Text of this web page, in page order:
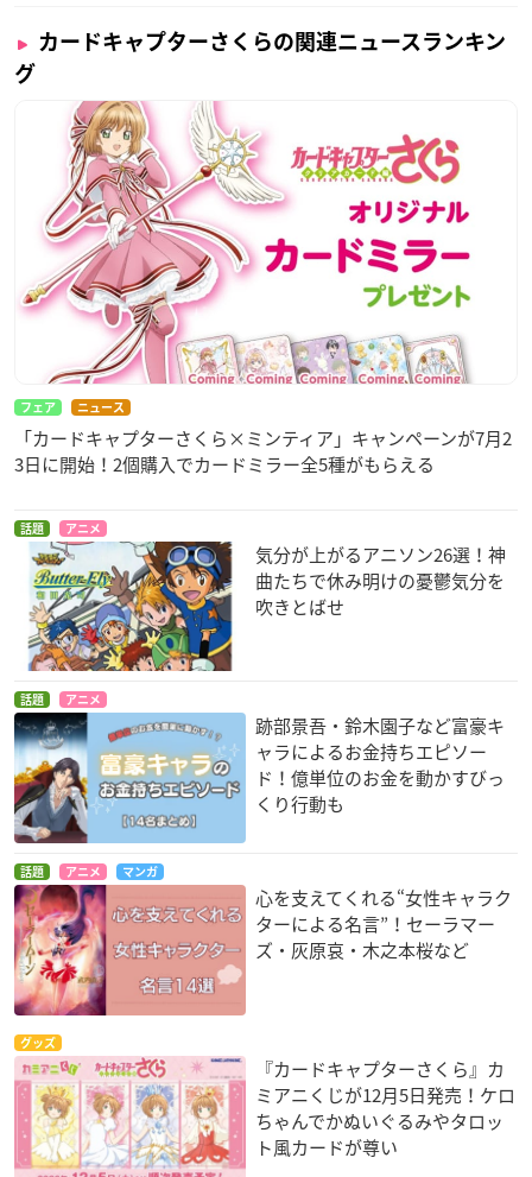
カードキャプターさくらの関連ニュースランキン
グ
フェア ニュース
「カードキャプターさくら×ミンティア」キャンペーンが7月2
3日に開始！2個購入でカードミラー全5種がもらえる
話題 アニメ
気分が上がるアニソン26選！神
曲たちで休み明けの憂鬱気分を
吹きとばせ
話題 アニメ
跡部景吾・鈴木園子など富豪キ
ャラによるお金持ちエピソー
ド！億単位のお金を動かすびっ
くり行動も
話題 アニメ マンガ
心を支えてくれる“女性キャラク
ターによる名言”！セーラマー
ズ・灰原哀・木之本桜など
グッズ
『カードキャプターさくら』カ
ミアニくじが12月5日発売！ケロ
ちゃんでかぬいぐるみやタロッ
ト風カードが尊い